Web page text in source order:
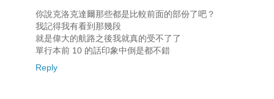
你說克洛克達爾那些都是比較前面的部份了吧？
我記得我有看到那幾段
就是偉大的航路之後我就真的受不了了
單行本前 10 的話印象中倒是都不錯
Reply